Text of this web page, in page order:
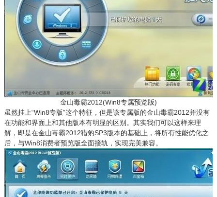
金山毒霸2012(Win8专属预览版)
虽然挂上“Win8专版”这个特征，但是该专属版的金山毒霸2012并没有
在功能和界面上和其他版本有明显的区别。其实我们可以这样来理
解，即是在金山毒霸2012猎豹SP3版本的基础上，将所有性能优化之
后，与Win8消费者预览版全面接轨，实现完美兼容。